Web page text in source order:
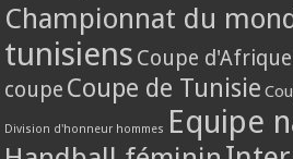
Championnat du
tunisiens Coupe
coupe Coupe de Tunisie
Division d'honneur hommes Equipe